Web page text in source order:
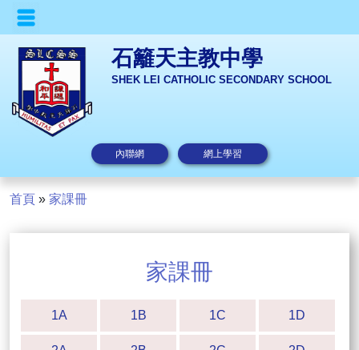
石籬天主教中學
SHEK LEI CATHOLIC SECONDARY SCHOOL
內聯網 網上學習
首頁 » 家課冊
家課冊
1A 1B 1C 1D